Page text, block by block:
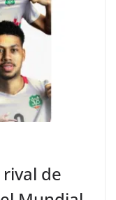
de